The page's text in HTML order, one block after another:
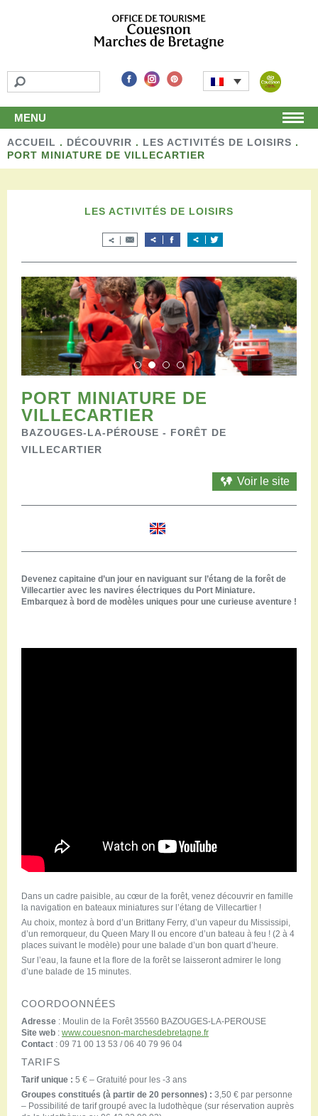
MENU
Accueil
Découvrir
Les activités de loisirs
Terroir et artisans
Autour de chez nous
Séjourner
Hébergements
Restaurants
Aires de camping-car
Salles de réception
Aires de pique-nique
Randonner
Randonnées pédestres
Randonnées vélo
Randonnées VTT
Tourisme accessible
Espace Pro
ACCUEIL . DÉCOUVRIR . LES ACTIVITÉS DE LOISIRS .
PORT MINIATURE DE VILLECARTIER
LES ACTIVITÉS DE LOISIRS
PORT MINIATURE DE
VILLECARTIER
BAZOUGES-LA-PÉROUSE - FORÊT DE
VILLECARTIER
Voir le site
Devenez capitaine d’un jour en naviguant sur l’étang de la forêt de
Villecartier avec les navires électriques du Port Miniature.
Embarquez à bord de modèles uniques pour une curieuse aventure !
Dans un cadre paisible, au cœur de la forêt, venez découvrir en famille
la navigation en bateaux miniatures sur l’étang de Villecartier !
Au choix, montez à bord d’un Brittany Ferry, d’un vapeur du Mississipi,
d’un remorqueur, du Queen Mary II ou encore d’un bateau à feu ! (2 à 4
places suivant le modèle) pour une balade d’un bon quart d’heure.
Sur l’eau, la faune et la flore de la forêt se laisseront admirer le long
d’une balade de 15 minutes.
COORDOONNÉES
Adresse : Moulin de la Forêt 35560 BAZOUGES-LA-PEROUSE
Site web : www.couesnon-marchesdebretagne.fr
Contact : 09 71 00 13 53 / 06 40 79 96 04
TARIFS
Tarif unique : 5 € – Gratuité pour les -3 ans
Groupes constitués (à partir de 20 personnes) : 3,50 € par personne
– Possibilité de tarif groupé avec la ludothèque (sur réservation auprès